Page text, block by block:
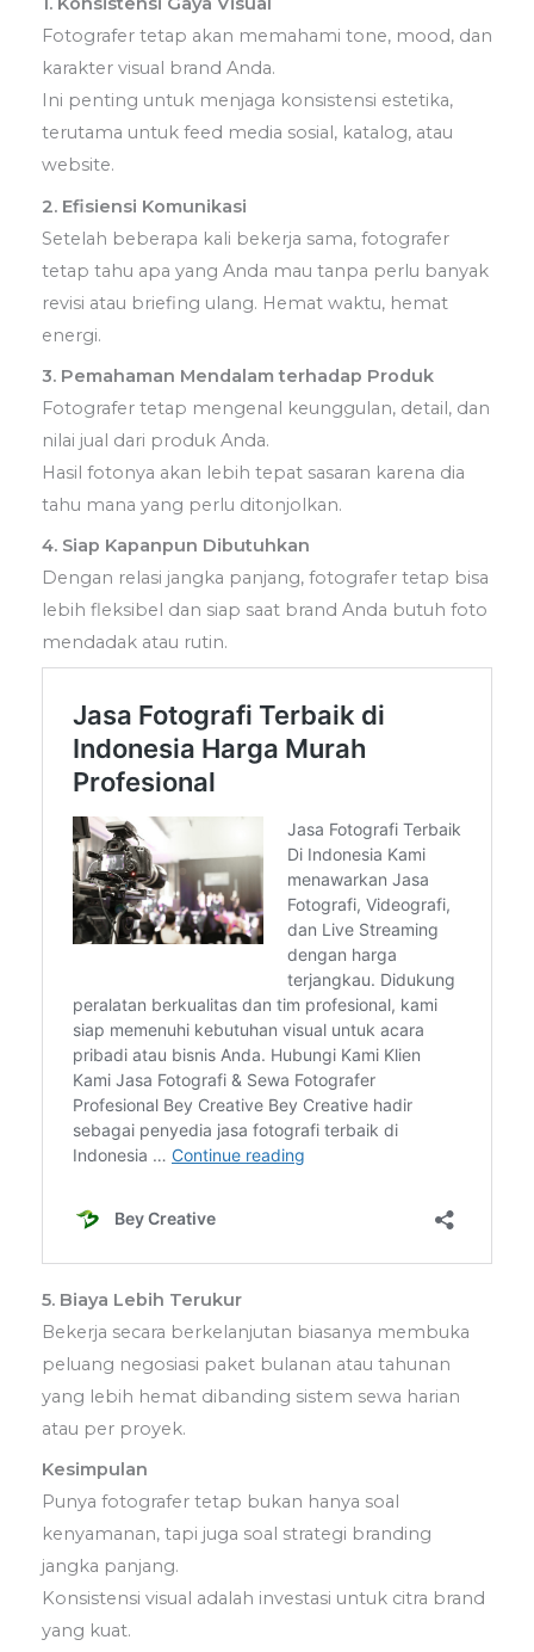
Fotografer tetap akan memahami tone, mood, dan
karakter visual brand Anda.
Ini penting untuk menjaga konsistensi estetika,
terutama untuk feed media sosial, katalog, atau
website.
2. Efisiensi Komunikasi
Setelah beberapa kali bekerja sama, fotografer
tetap tahu apa yang Anda mau tanpa perlu banyak
revisi atau briefing ulang. Hemat waktu, hemat
energi.
3. Pemahaman Mendalam terhadap Produk
Fotografer tetap mengenal keunggulan, detail, dan
nilai jual dari produk Anda.
Hasil fotonya akan lebih tepat sasaran karena dia
tahu mana yang perlu ditonjolkan.
4. Siap Kapanpun Dibutuhkan
Dengan relasi jangka panjang, fotografer tetap bisa
lebih fleksibel dan siap saat brand Anda butuh foto
mendadak atau rutin.
5. Biaya Lebih Terukur
Bekerja secara berkelanjutan biasanya membuka
peluang negosiasi paket bulanan atau tahunan
yang lebih hemat dibanding sistem sewa harian
atau per proyek.
Kesimpulan
Punya fotografer tetap bukan hanya soal
kenyamanan, tapi juga soal strategi branding
jangka panjang.
Konsistensi visual adalah investasi untuk citra brand
yang kuat.